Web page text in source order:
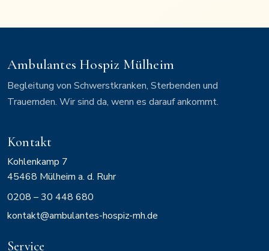
Ambulantes Hospiz Mülheim
Begleitung von Schwerstkranken, Sterbenden und
Trauernden. Wir sind da, wenn es darauf ankommt.
Kontakt
Kohlenkamp 7
45468 Mülheim a. d. Ruhr
0208 – 30 448 680
kontakt@ambulantes-hospiz-mh.de
Service